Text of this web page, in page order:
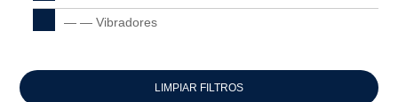
— — Vibradores
LIMPIAR FILTROS